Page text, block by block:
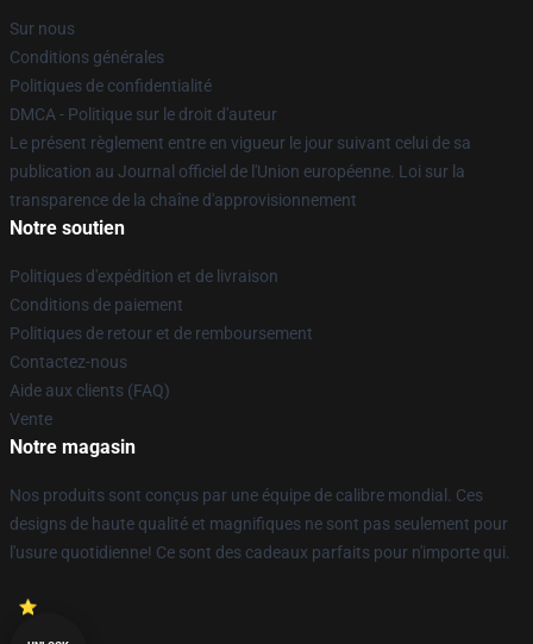
Sur nous
Conditions générales
Politiques de confidentialité
DMCA - Politique sur le droit d'auteur
Le présent règlement entre en vigueur le jour suivant celui de sa
publication au Journal officiel de l'Union européenne. Loi sur la
transparence de la chaîne d'approvisionnement
Notre soutien
Politiques d'expédition et de livraison
Conditions de paiement
Politiques de retour et de remboursement
Contactez-nous
Aide aux clients (FAQ)
Vente
Notre magasin
Nos produits sont conçus par une équipe de calibre mondial. Ces
designs de haute qualité et magnifiques ne sont pas seulement pour
l'usure quotidienne! Ce sont des cadeaux parfaits pour n'importe qui.